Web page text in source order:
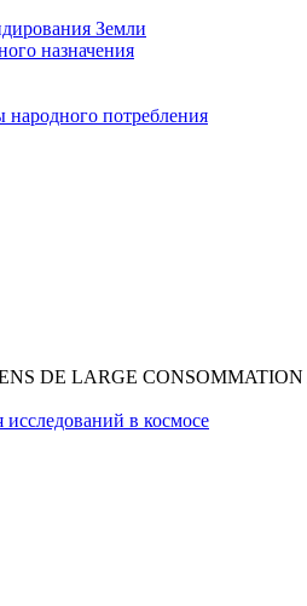
Земли
назначения
народного потребления
DE LARGE
исследований в космосе